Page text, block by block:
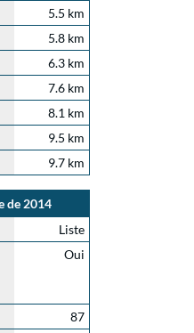
5.5 km
5.8 km
6.3 km
7.6 km
8.1 km
9.5 km
9.7 km
de 2014
Liste
Oui
87